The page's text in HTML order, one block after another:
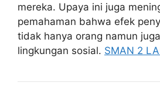
mereka. Upaya ini juga
pemahaman bahwa efek
tidak hanya orang namun
lingkungan sosial. SMAN 2